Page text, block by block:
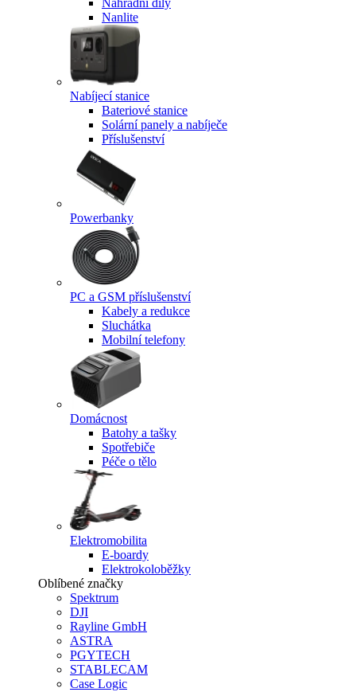
Náhradní díly
Nanlite
Nabíjecí stanice
Bateriové stanice
Solární panely a nabíječe
Příslušenství
Powerbanky
PC a GSM příslušenství
Kabely a redukce
Sluchátka
Mobilní telefony
Domácnost
Batohy a tašky
Spotřebiče
Péče o tělo
Elektromobilita
E-boardy
Elektrokoloběžky
Oblíbené značky
Spektrum
DJI
Rayline GmbH
ASTRA
PGYTECH
STABLECAM
Case Logic